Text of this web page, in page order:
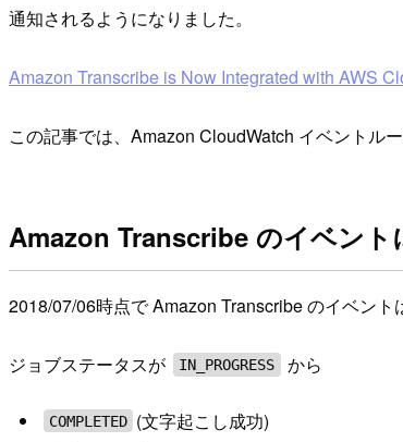
通知されるようになりました。
Amazon Transcribe is Now Integrated with AWS
この記事では、Amazon CloudWatch イベントル
Amazon Transcribe のイベント
2018/07/06時点で Amazon Transcribe のイベント
ジョブステータスが IN_PROGRESS から
COMPLETED (文字起こし成功)